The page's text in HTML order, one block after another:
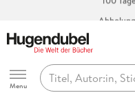
Hugendubel
Menu